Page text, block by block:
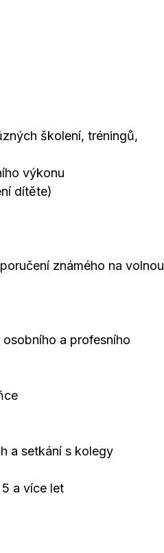
školení, tréningů,
výkonu
dítěte)
známého na volnou
osobního a profesního
a setkání s kolegy
a více let